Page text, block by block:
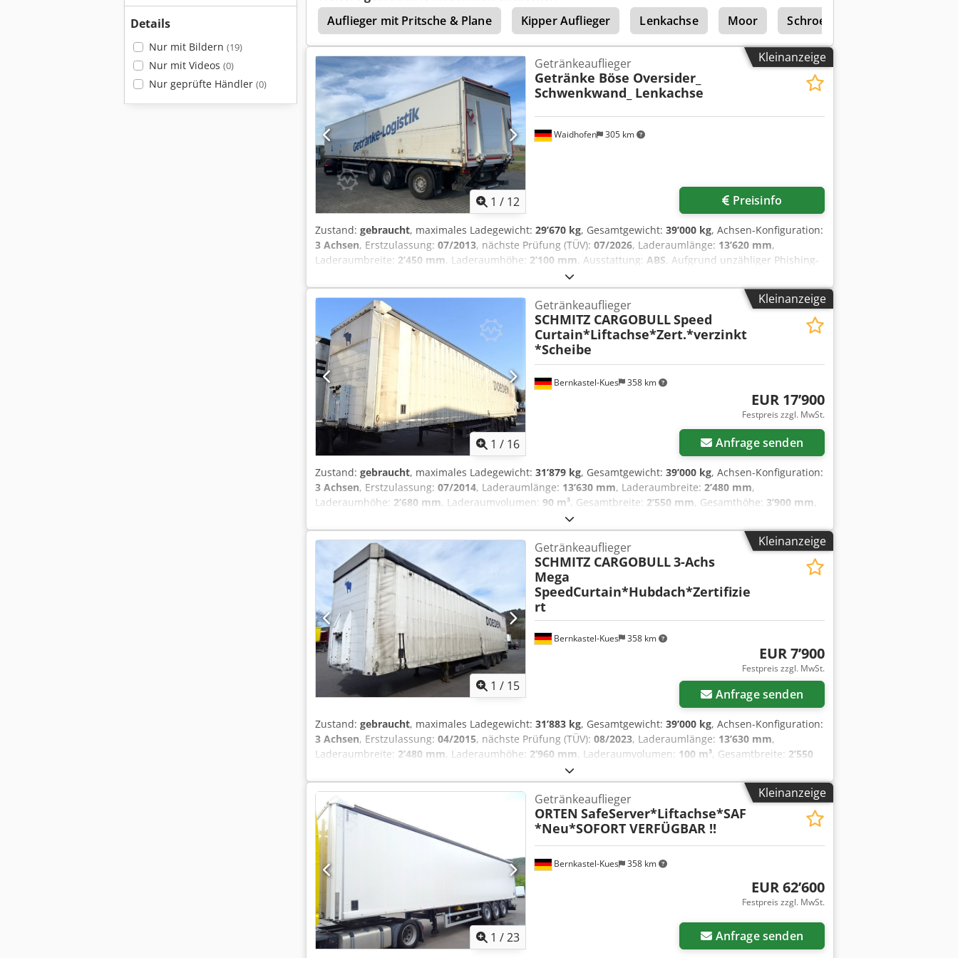
Details
Nur mit Bildern (19)
Nur mit Videos (0)
Nur geprüfte Händler (0)
2.Achse : 385 / 65 R 22,5 30% luftgefedert 3.Achse : 385 / 65 R 22,5 30% luftgefedert ----Preis: 7.900,- EUR +
19 % MwSt Für weitere Fragen können Sie uns unter folgenden Rufnummern erreichen: * Crsdpfey
Nulmex Ai Sof Wir sprechen: Deutsch, English, français, polski, und ????? Schreibfehler, Irrtümer und
Auflieger mit Pritsche & Plane
Kipper Auflieger Lenkachse Moor Schroeder
Kleinanzeige
1 / 12
Waidhofen 305 km
Getränkeauflieger
Getränke Böse Oversider_
Schwenkwand_ Lenkachse
Preisinfo
Zustand: gebraucht, maximales Ladegewicht: 29’670 kg, Gesamtgewicht: 39’000 kg, Achsen-Konfiguration:
3 Achsen, Erstzulassung: 07/2013, nächste Prüfung (TÜV): 07/2026, Laderaumlänge: 13’620 mm,
Laderaumbreite: 2’450 mm, Laderaumhöhe: 2’100 mm, Ausstattung: ABS, Aufgrund unzähliger Phishing-
und Spam-E-Mails können E-Mail-Anfragen nur noch unter ANGABE IHRER GÜLTIGEN TELEFONNUMMER
bearbeitet werden! E-Mail-Anfragen OHNE Telefonnummer können wir leider NICHT bearbeiten! Wir
bitten um Ihr Verständnis! Codjzd Nfzspfx Ai Sjrf Für Telefonanfragen und WhatsApp bitte * Böse
Oversider/Schwenkwand * Lenkachse * LBW Dautel, 2.500 kg * Daimler-Achsen mit Scheibenbremse *
WABCO SmartBoard * Rückfahrkamera * Luftfederung mit Hebe-/Senkeinrichtung * Laderauminnenmaße
LxBxH = 13.620 x 2.450 x 2.100 mm * Leergewicht: ca. 9.330 kg * Reifen 385/65 R22,5 Irrtum und
Zwischenverkauf vorbehalten.
Kleinanzeige
1 / 16
Bernkastel-Kues 358 km
Getränkeauflieger
SCHMITZ CARGOBULLSpeed
Curtain*Liftachse*Zert.*verzinkt
*Scheibe
EUR 17’900
Festpreis zzgl. MwSt.
Anfrage senden
Zustand: gebraucht, maximales Ladegewicht: 31’879 kg, Gesamtgewicht: 39’000 kg, Achsen-Konfiguration:
3 Achsen, Erstzulassung: 07/2014, Laderaumlänge: 13’630 mm, Laderaumbreite: 2’480 mm,
Laderaumhöhe: 2’680 mm, Laderaumvolumen: 90 m³, Gesamtbreite: 2’550 mm, Gesamthöhe: 3’900 mm,
, * Dekra zertifiziert nach VDI 2700 ff und DIN EN 12642 Code XL *
Getränkezertifikat * Fassbierzertifikat * 4 Reihen Ladegutsicherung * 25 Paar Zurrringe * Fahrgestell
verzinkt * Liftachse * Scheibenbremse * vollluftgefedert Cedpeq Hf I Isfx Ai Ssrf * ABS * Bereifung 385/65
R 22.5 * Portaltüren hinten
Kleinanzeige
1 / 15
Bernkastel-Kues 358 km
Getränkeauflieger
SCHMITZ CARGOBULL3-Achs
Mega
SpeedCurtain*Hubdach*Zertifizie
rt
EUR 7’900
Festpreis zzgl. MwSt.
Anfrage senden
Zustand: gebraucht, maximales Ladegewicht: 31’883 kg, Gesamtgewicht: 39’000 kg, Achsen-Konfiguration:
3 Achsen, Erstzulassung: 04/2015, nächste Prüfung (TÜV): 08/2023, Laderaumlänge: 13’630 mm,
Laderaumbreite: 2’480 mm, Laderaumhöhe: 2’960 mm, Laderaumvolumen: 100 m³, Gesamtbreite: 2’550
, Ausstattung:
Zertifiziert nach VDI2700 ff und DIN EN 12642 Code XL * Getränkezertifikat * Fassbierzertifikat * Hubdach *
4 Reihen Ladegutsicherung * 30x Ladegutsicherung * Portaltüren hinten * vollluftgefedert *
Scheibenbremsen * ABS Credpfx Ajk Aufboi Sjf
Kleinanzeige
1 /23
Bernkastel-Kues 358 km
Getränkeauflieger
ORTEN SafeServer*Liftachse*SAF
*Neu*SOFORT VERFÜGBAR !!
EUR 62’600
Festpreis zzgl. MwSt.
Anfrage senden